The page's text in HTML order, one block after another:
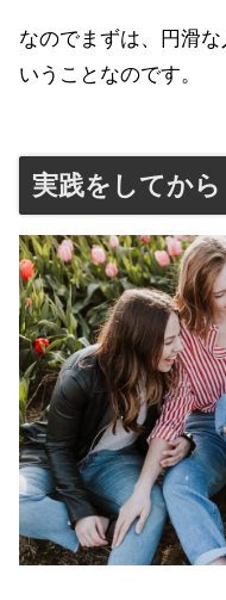
なのでまずは、円滑
いうことなのです。
実践をしてから